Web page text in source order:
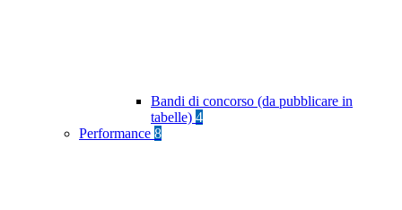
Bandi di concorso (da pubblicare in
tabelle) 4
Performance 8